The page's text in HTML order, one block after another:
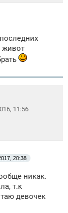
живот
11:56
20:38
никак.
т.к
девочек